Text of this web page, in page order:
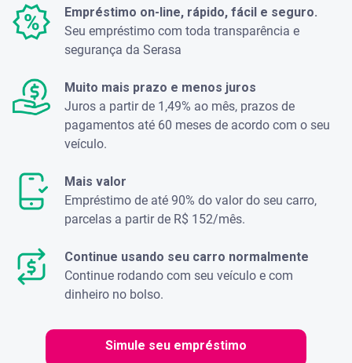
Empréstimo on-line, rápido, fácil e seguro.
Seu empréstimo com toda transparência e
segurança da Serasa
Muito mais prazo e menos juros
Juros a partir de 1,49% ao mês, prazos de
pagamentos até 60 meses de acordo com o seu
veículo.
Mais valor
Empréstimo de até 90% do valor do seu carro,
parcelas a partir de R$ 152/mês.
Continue usando seu carro normalmente
Continue rodando com seu veículo e com
dinheiro no bolso.
Simule seu empréstimo